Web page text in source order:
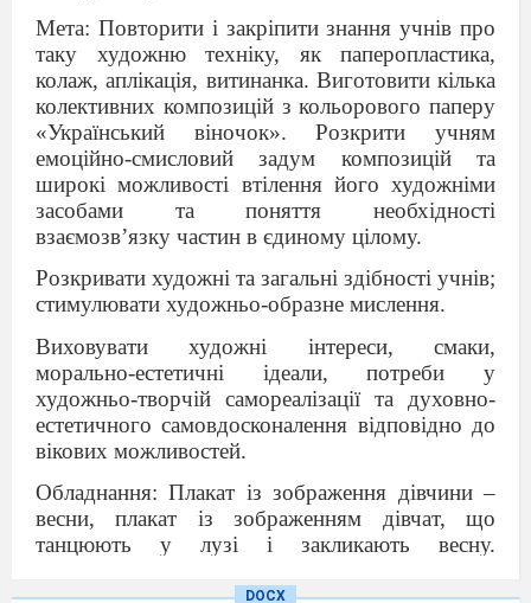
Мета: Повторити і закріпити знання учнів про
таку художню техніку, як паперопластика,
колаж, аплікація, витинанка. Виготовити кілька
колективних композицій з кольорового паперу
«Український віночок». Розкрити учням
емоційно-смисловий задум композицій та
широкі можливості втілення його художніми
засобами та поняття необхідності
взаємозв’язку частин в єдиному цілому.
Розкривати художні та загальні здібності учнів;
стимулювати художньо-образне мислення.
Виховувати художні інтереси, смаки,
морально-естетичні ідеали, потреби у
художньо-творчій самореалізації та духовно-
естетичного самовдосконалення відповідно до
вікових можливостей.
Обладнання: Плакат із зображення дівчини –
весни, плакат із зображенням дівчат, що
танцюють у лузі і закликають весну.
Казковий персонаж – лялька Оленка.
DOCX